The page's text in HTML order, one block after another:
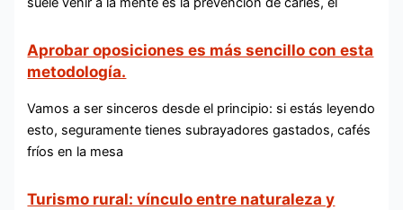
Aprobar oposiciones es más sencillo con esta
metodología.
Vamos a ser sinceros desde el principio: si estás leyendo
esto, seguramente tienes subrayadores gastados, cafés
fríos en la mesa
Turismo rural: vínculo entre naturaleza y